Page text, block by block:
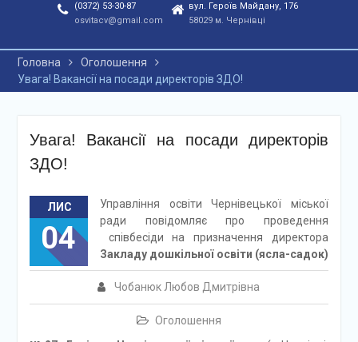
(0372) 53-30-87
osvitacv@gmail.com
вул. Героїв Майдану, 176
58029 м. Чернівці
Головна
Оголошення
Увага! Вакансії на посади директорів ЗДО!
Увага! Вакансії на посади директорів
ЗДО!
ЛИС
04
Чобанюк Любов Дмитрівна
Оголошення
Управління освіти Чернівецької міської
ради повідомляє про проведення
співбесіди на призначення директора
Закладу дошкільної освіти (ясла-садок)